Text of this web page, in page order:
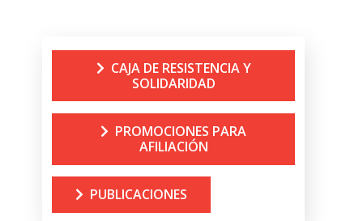
CAJA DE RESISTENCIA Y
SOLIDARIDAD
PROMOCIONES PARA
AFILIACIÓN
PUBLICACIONES